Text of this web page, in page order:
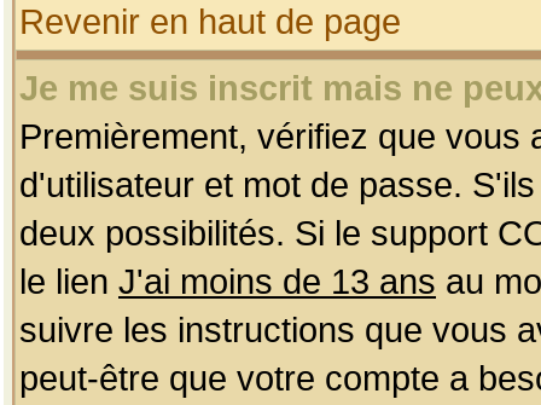
Revenir en haut de page
Je me suis inscrit mais ne
Premièrement, vérifiez que
d'utilisateur et mot de passe.
deux possibilités. Si le support
le lien J'ai moins de 13 ans au
suivre les instructions que vous
peut-être que votre compte a